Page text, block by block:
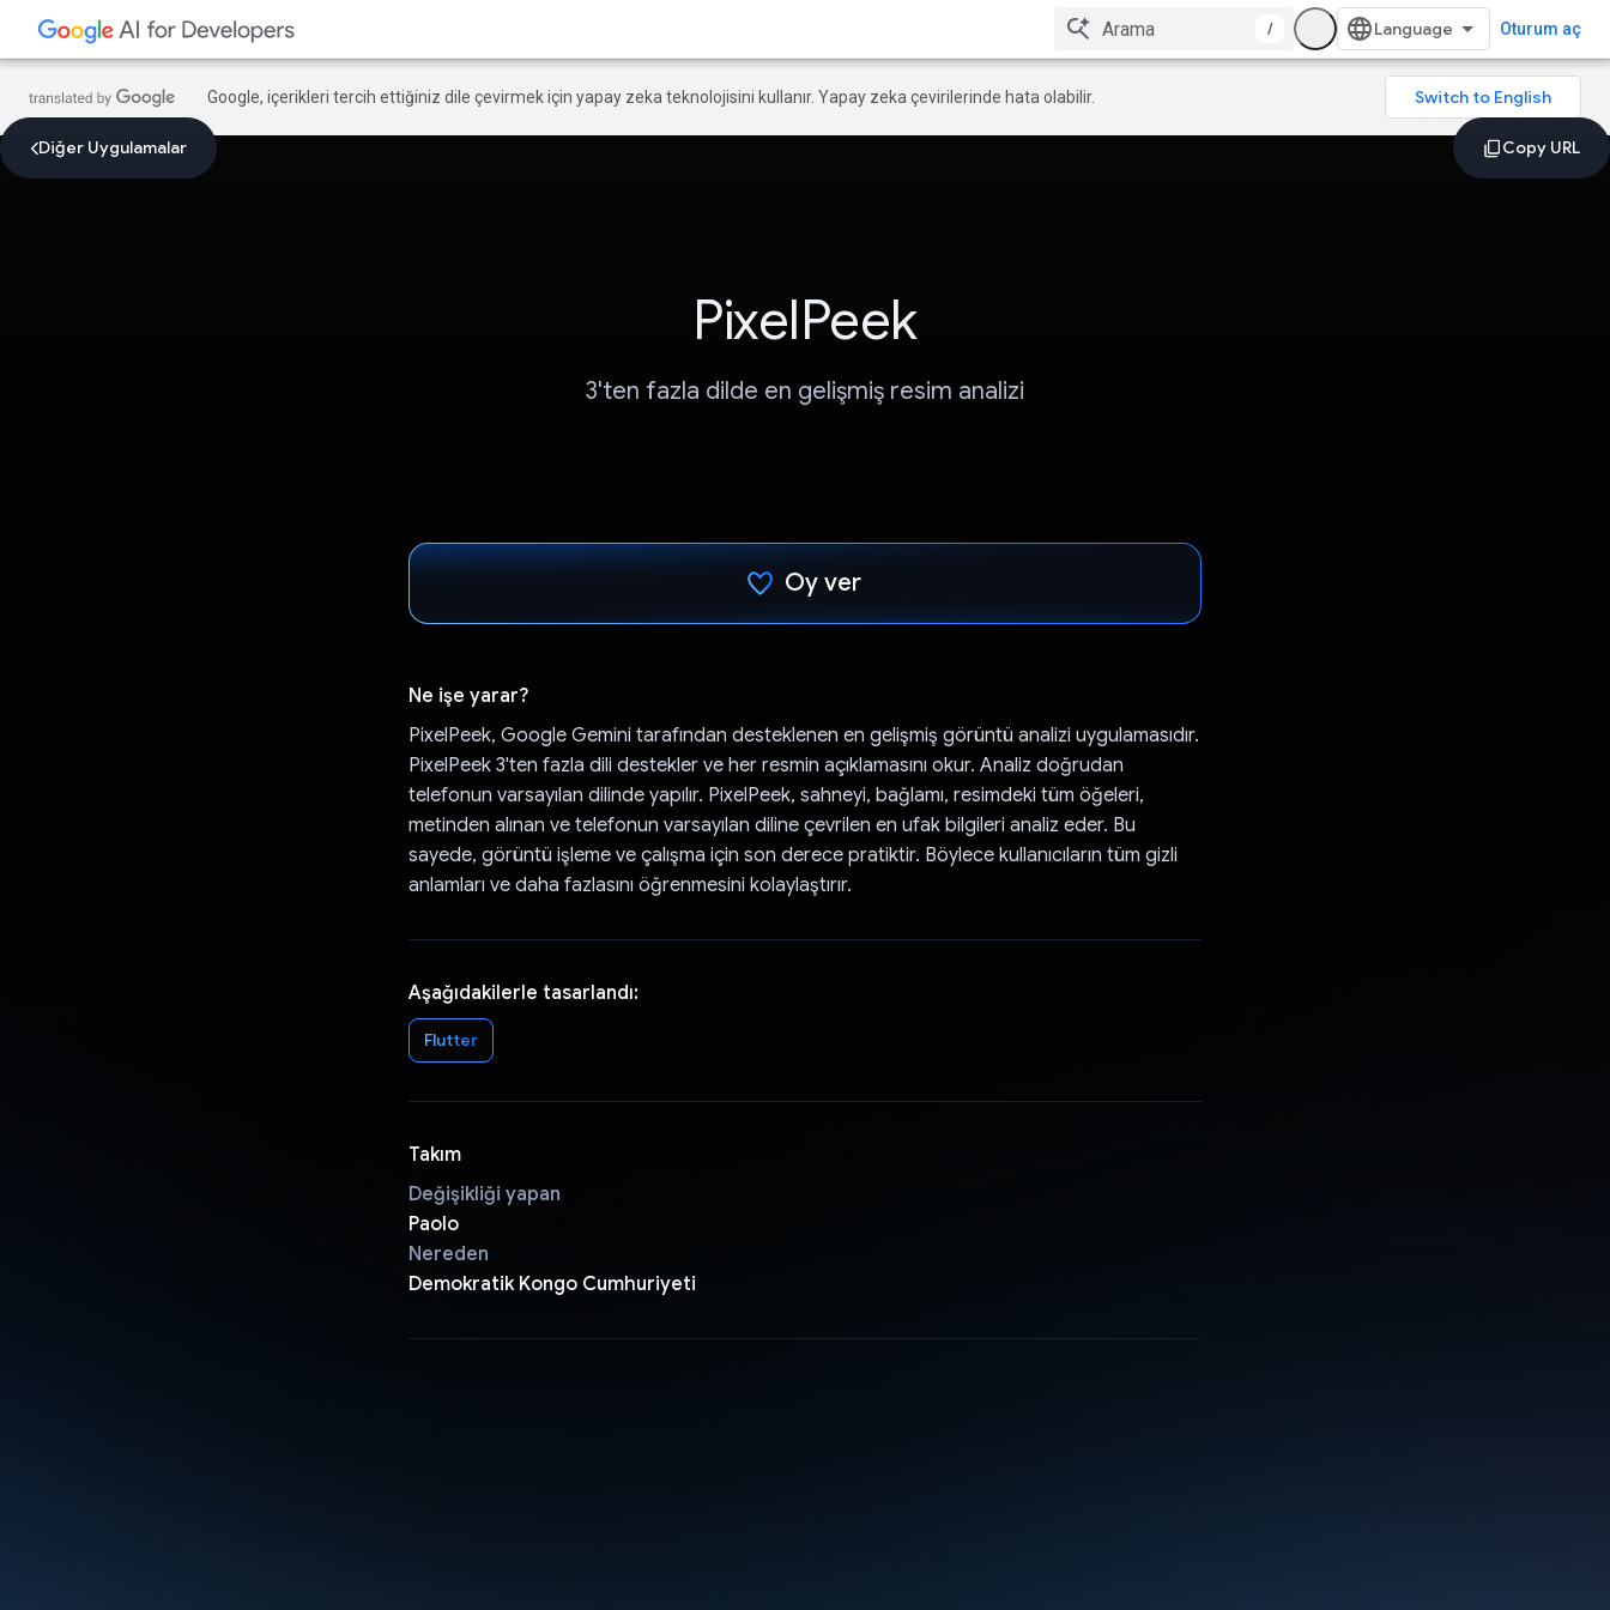
/ Oturum aç
Google, içerikleri tercih ettiğiniz dile çevirmek için yapay zeka teknolojisini kullanır. Yapay zeka çevirilerinde hata olabilir.
Diğer Uygulamalar
PixelPeek
3'ten fazla dilde en gelişmiş resim analizi
Oy ver
Ne işe yarar?
PixelPeek, Google Gemini tarafından desteklenen en gelişmiş görüntü analizi uygulamasıdır.
PixelPeek 3'ten fazla dili destekler ve her resmin açıklamasını okur. Analiz doğrudan
telefonun varsayılan dilinde yapılır. PixelPeek, sahneyi, bağlamı, resimdeki tüm öğeleri,
metinden alınan ve telefonun varsayılan diline çevrilen en ufak bilgileri analiz eder. Bu
sayede, görüntü işleme ve çalışma için son derece pratiktir. Böylece kullanıcıların tüm gizli
anlamları ve daha fazlasını öğrenmesini kolaylaştırır.
Aşağıdakilerle tasarlandı:
Flutter
Takım
Değişikliği yapan
Paolo
Nereden
Demokratik Kongo Cumhuriyeti